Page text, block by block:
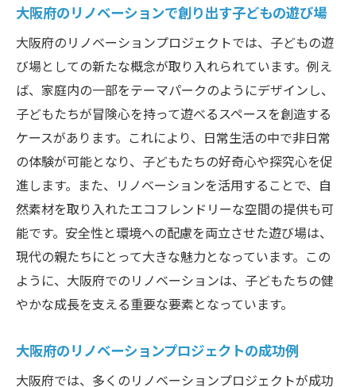
大阪府のリノベーションアイデアで実現す
る安全な空間
大阪府で実現するリノベーションによる理想の
キッズスペース
リノベーションで築く大阪府の夢のキッズ
スペース
理想の空間を実現する大阪府のリノベーシ
ョンプロジェクト
大阪府のリノベーションで実現する理想の
遊び場
大阪府のリノベーション事例に学ぶ理想の
デザイン
ども空間
大阪府でのリノベーションがもたらす理想
大阪府のリノベーションで創り出す子どもの遊び場
大阪府のリノベーションプロジェクトでは、子どもの遊
び場としての新たな概念が取り入れられています。例え
ば、家庭内の一部をテーマパークのようにデザインし、
子どもたちが冒険心を持って遊べるスペースを創造する
ケースがあります。これにより、日常生活の中で非日常
の体験が可能となり、子どもたちの好奇心や探究心を促
進します。また、リノベーションを活用することで、自
然素材を取り入れたエコフレンドリーな空間の提供も可
能です。安全性と環境への配慮を両立させた遊び場は、
現代の親たちにとって大きな魅力となっています。この
ように、大阪府でのリノベーションは、子どもたちの健
やかな成長を支える重要な要素となっています。
大阪府のリノベーションプロジェクトの成功例
大阪府では、多くのリノベーションプロジェクトが成功